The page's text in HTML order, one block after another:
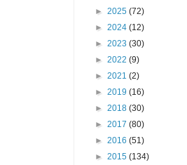
► 2025 (72)
► 2024 (12)
► 2023 (30)
► 2022 (9)
► 2021 (2)
► 2019 (16)
► 2018 (30)
► 2017 (80)
► 2016 (51)
► 2015 (134)